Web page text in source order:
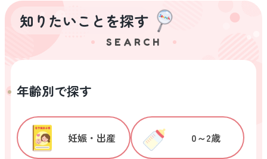
知りたいことを探す
SEARCH
年齢別で探す
妊娠・出産 0～2歳